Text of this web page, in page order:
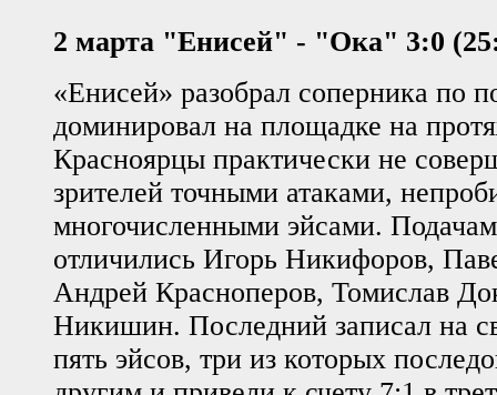
2 марта "Енисей" - "Ока" 3:0
«Енисей» разобрал соперника по
доминировал на площадке на
Красноярцы практически не
зрителей точными атаками,
многочисленными эйсами.
отличились Игорь Никифоров,
Андрей Красноперов, Томислав
Никишин. Последний записал на
пять эйсов, три из которых